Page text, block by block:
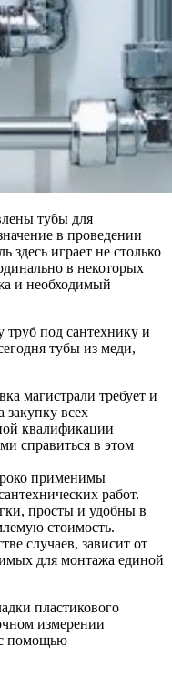
тубы для
в проведении
играет не столько
в некоторых
и необходимый
труб под сантехнику и
тубы из меди,
магистрали требует и
закупку всех
квалификации
справиться в этом
применимы
работ.
просты и удобны в
стоимость.
случаев, зависит от
для монтажа единой
пластикового
измерении
с помощью